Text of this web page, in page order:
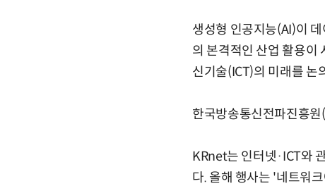
생성형 인공지능(AI)이
의 본격적인 산업 활용이
신기술(ICT)의 미래를 논
한국방송통신전파진흥
KRnet는 인터넷·ICT와
다. 올해 행사는 '네트워